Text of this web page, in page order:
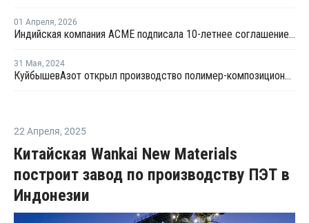
01 Апреля, 2026
Индийская компания ACME подписала 10-летнее соглашение о закупке экологически чистого аммиака с SECI
31 Мая, 2024
КуйбышевАзот открыл производство полимер-композиционных материалов в Индии
22 Апреля, 2025
Китайская Wankai New Materials
построит завод по производству ПЭТ в
Индонезии